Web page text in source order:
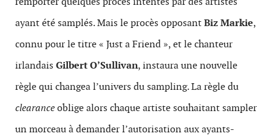
ayant été samplés. Mais le procès opposantBiz Markie,
connu pour le titre « Just a Friend », et le chanteur
irlandais Gilbert O’Sullivan, instaura une nouvelle
règle qui changea l’univers du sampling. La règle du
clearanceoblige alors chaque artiste souhaitant sampler
un morceau à demander l’autorisation aux ayants-